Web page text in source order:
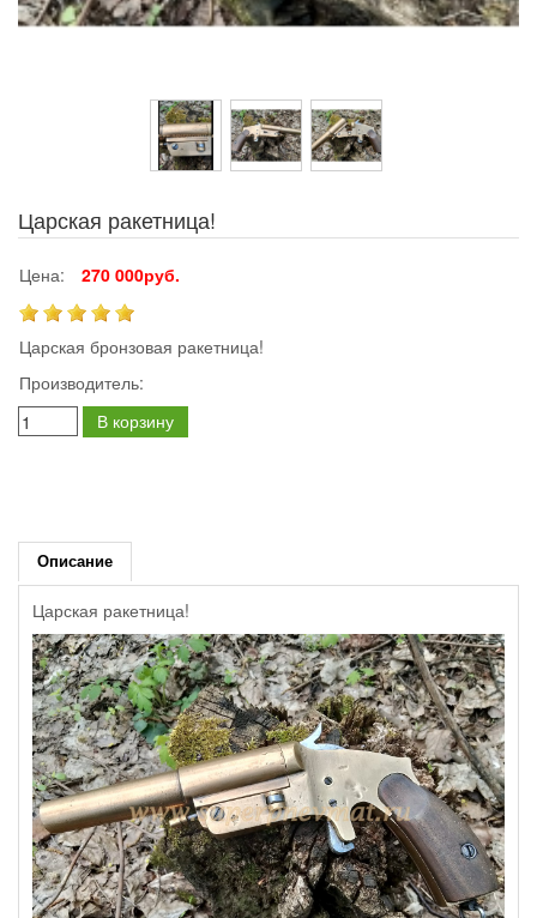
Царская ракетница!
Цена: 270 000руб.
Царская бронзовая ракетница!
Производитель:
В корзину
Описание
Царская ракетница!